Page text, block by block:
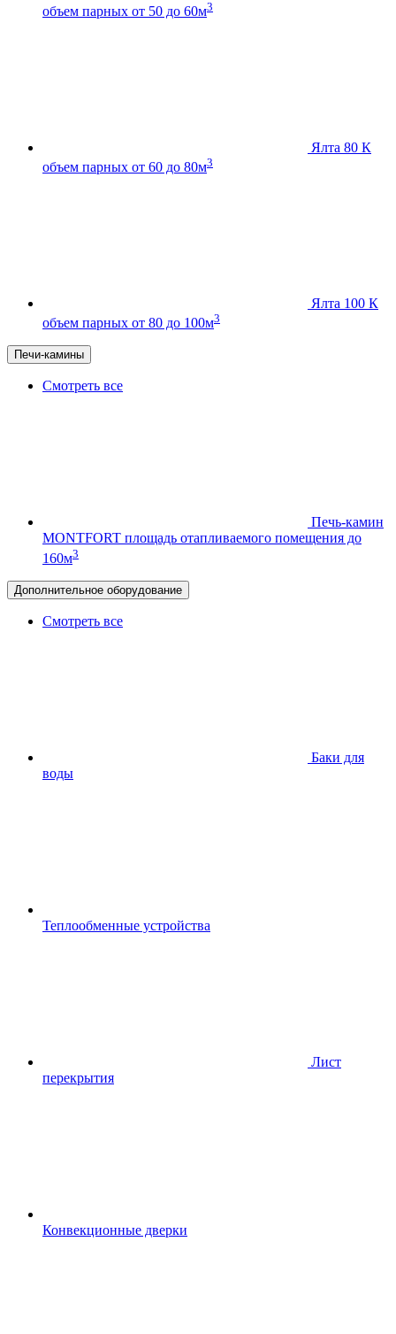
объем парных от 50 до 60м3
Ялта 80 К
объем парных от 60 до 80м3
Ялта 100 К
объем парных от 80 до 100м3
Печи-камины
Смотреть все
Печь-камин
MONTFORT площадь отапливаемого помещения до
160м3
Дополнительное оборудование
Смотреть все
Баки для
воды
Теплообменные устройства
Лист
перекрытия
Конвекционные дверки